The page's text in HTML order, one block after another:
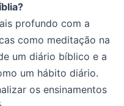
profundo com a
como meditação na
um diário bíblico e a
um hábito diário.
os ensinamentos